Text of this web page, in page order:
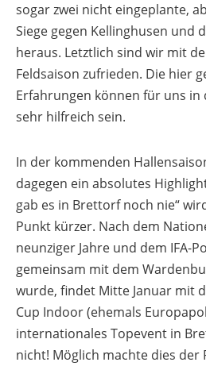
sogar zwei nicht eingeplante,
Siege gegen Kellinghusen und
heraus. Letztlich sind wir mit
Feldsaison zufrieden. Die hier
Erfahrungen können für uns in
sehr hilfreich sein.
In der kommenden
dagegen ein absolutes
gab es in Brettorf noch nie“
Punkt kürzer. Nach dem
neunziger Jahre und dem IFA-
gemeinsam mit dem
wurde, findet Mitte Januar mit
Cup Indoor (ehemals
internationales Topevent in
nicht! Möglich machte dies der